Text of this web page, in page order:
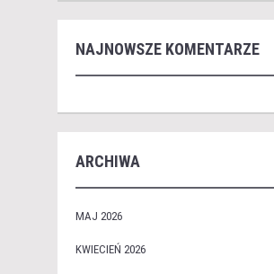
NAJNOWSZE KOMENTARZE
ARCHIWA
MAJ 2026
KWIECIEŃ 2026